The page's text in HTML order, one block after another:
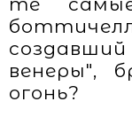
венеры",
огонь?